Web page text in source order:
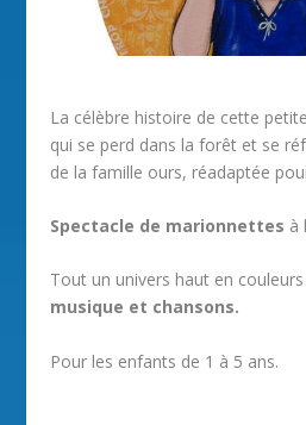
La célèbre histoire de cette
qui se perd dans la forêt et se
de la famille ours, réadaptée
Spectacle de marionnettes à
Tout un univers haut en
musique et chansons.
Pour les enfants de 1 à 5 ans.